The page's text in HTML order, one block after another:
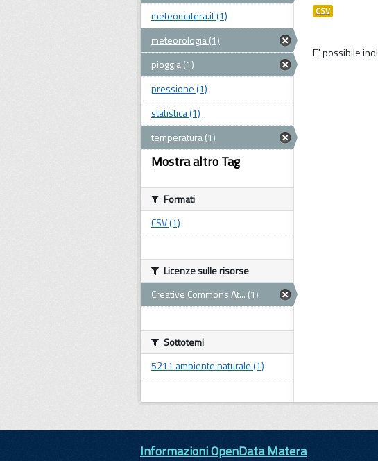
CSV
E' possibile
meteomatera.it (1)
meteorologia (1)
pioggia (1)
pressione (1)
statistica (1)
temperatura (1)
Mostra altro Tag
Formati
CSV (1)
Licenze sulle risorse
Creative Commons At... (1)
Sottotemi
5211 ambiente naturale (1)
Informazioni OpenData Matera